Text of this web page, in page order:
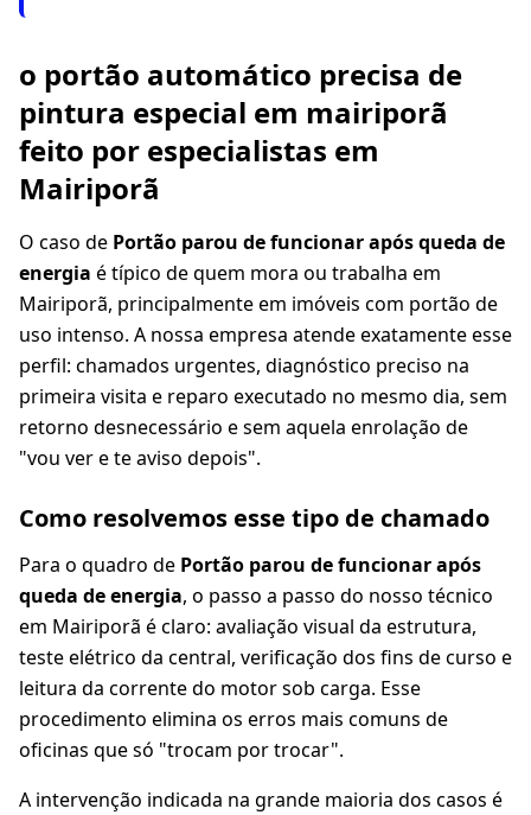
o portão automático precisa de
pintura especial em mairiporã
feito por especialistas em
Mairiporã
O caso de Portão parou de funcionar após queda de
energia é típico de quem mora ou trabalha em
Mairiporã, principalmente em imóveis com portão de
uso intenso. A nossa empresa atende exatamente esse
perfil: chamados urgentes, diagnóstico preciso na
primeira visita e reparo executado no mesmo dia, sem
retorno desnecessário e sem aquela enrolação de
"vou ver e te aviso depois".
Como resolvemos esse tipo de chamado
Para o quadro de Portão parou de funcionar após
queda de energia, o passo a passo do nosso técnico
em Mairiporã é claro: avaliação visual da estrutura,
teste elétrico da central, verificação dos fins de curso e
leitura da corrente do motor sob carga. Esse
procedimento elimina os erros mais comuns de
oficinas que só "trocam por trocar".
A intervenção indicada na grande maioria dos casos é